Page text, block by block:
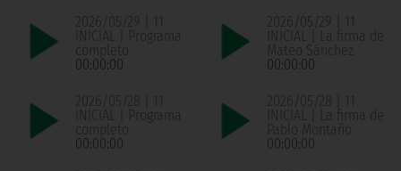
2026/05/29 | 11
INICIAL | Programa
completo
00:00:00
2026/05/29 | 11
INICIAL | La firma de
Mateo Sánchez
00:00:00
2026/05/28 | 11
INICIAL | Programa
completo
00:00:00
2026/05/28 | 11
INICIAL | La firma de
Pablo Montaño
00:00:00